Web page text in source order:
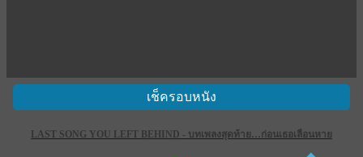
เช็ครอบหนัง
LAST SONG YOU LEFT BEHIND - บทเพลงสุดท้าย…ก่อนเธอเลือนหาย